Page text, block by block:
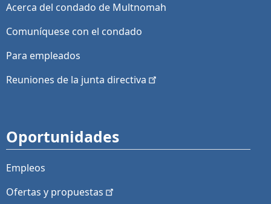
Acerca del condado de Multnomah
Comuníquese con el condado
Para empleados
Reuniones de la junta directiva
Oportunidades
Empleos
Ofertas y propuestas